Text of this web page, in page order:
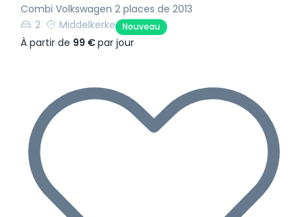
Combi Volkswagen 2 places de 2013
2
Middelkerke Nouveau
À partir de 99 €par jour